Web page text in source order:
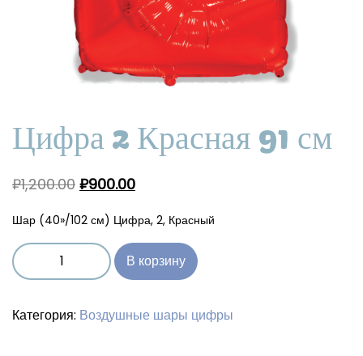
Цифра 2 Красная 91 см
₽1,200.00 ₽900.00
Шар (40»/102 см) Цифра, 2, Красный
В корзину
Категория: Воздушные шары цифры